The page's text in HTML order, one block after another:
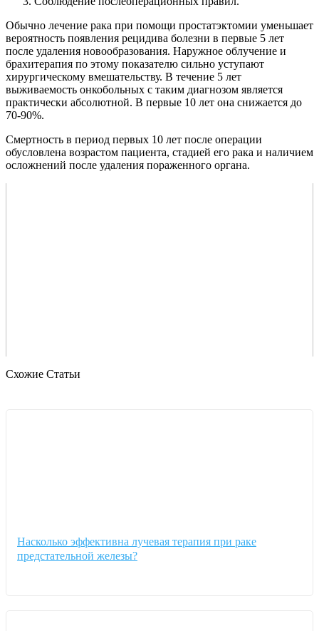
Обычно лечение рака при помощи простатэктомии уменьшает
вероятность появления рецидива болезни в первые 5 лет
после удаления новообразования. Наружное облучение и
брахитерапия по этому показателю сильно уступают
хирургическому вмешательству. В течение 5 лет
выживаемость онкобольных с таким диагнозом является
практически абсолютной. В первые 10 лет она снижается до
70-90%.
Смертность в период первых 10 лет после операции
обусловлена возрастом пациента, стадией его рака и наличием
осложнений после удаления пораженного органа.
Схожие Статьи
Насколько эффективна лучевая терапия при раке
предстательной железы?